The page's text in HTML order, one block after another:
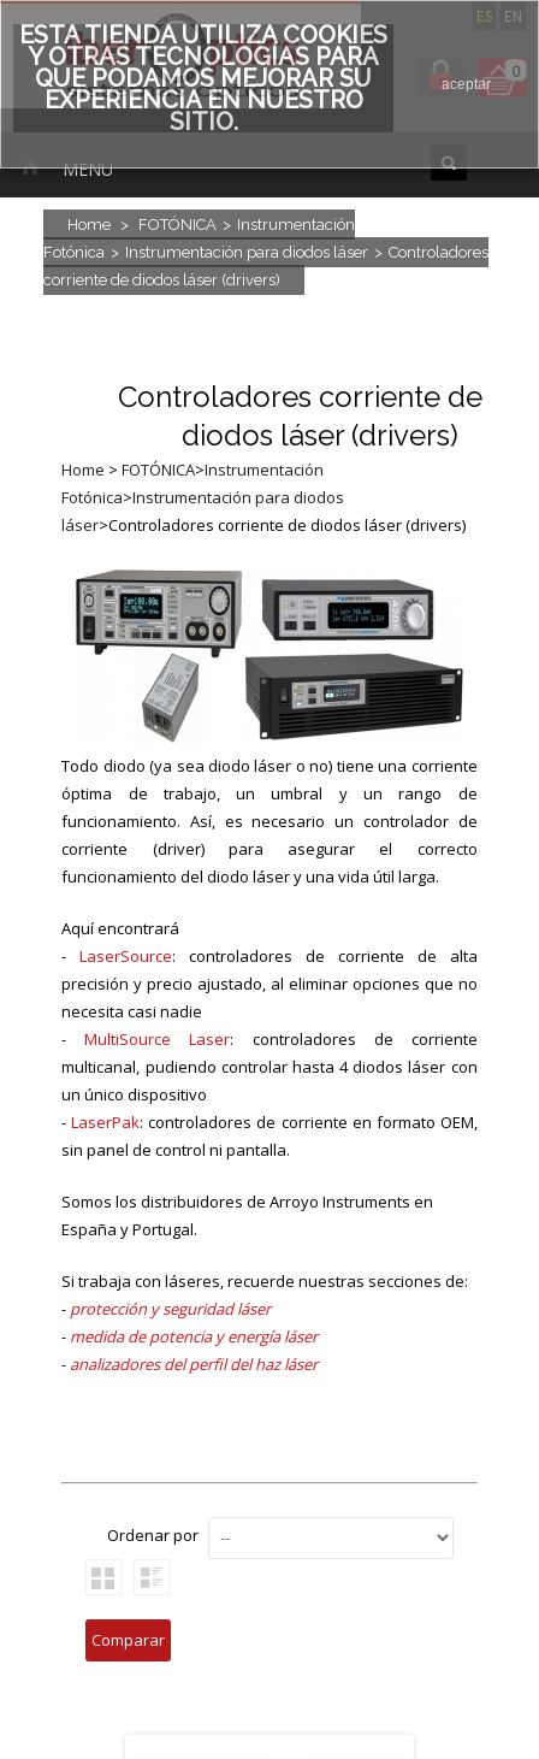
ES EN
0
MENU
Home > FOTÓNICA > Instrumentación
Fotónica > Instrumentación para diodos láser > Controladores
corriente de diodos láser (drivers)
Controladores corriente de
diodos láser (drivers)
Home > FOTÓNICA>Instrumentación
Fotónica>Instrumentación para diodos
láser>Controladores corriente de diodos láser (drivers)
Todo diodo (ya sea diodo láser o no) tiene una corriente
óptima de trabajo, un umbral y un rango de
funcionamiento. Así, es necesario un controlador de
corriente (driver) para asegurar el correcto
funcionamiento del diodo láser y una vida útil larga.
Aquí encontrará
-LaserSource: controladores de corriente de alta
precisión y precio ajustado, al eliminar opciones que no
necesita casi nadie
-MultiSource Laser: controladores de corriente
multicanal, pudiendo controlar hasta 4 diodos láser con
un único dispositivo
-LaserPak: controladores de corriente en formato OEM,
sin panel de control ni pantalla.
Somos los distribuidores de Arroyo Instruments en
España y Portugal.
Si trabaja con láseres, recuerde nuestras secciones de:
- protección y seguridad láser
- medida de potencia y energía láser
- analizadores del perfil del haz láser
Ordenar por
ESTA TIENDA UTILIZA COOKIES
Y OTRAS TECNOLOGÍAS PARA
QUE PODAMOS MEJORAR SU
EXPERIENCIA EN NUESTRO
SITIO.
aceptar